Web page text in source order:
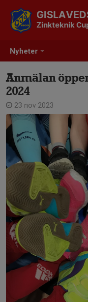
Nyheter
Zinkteknik
Anmälan
2024
23 nov 2023